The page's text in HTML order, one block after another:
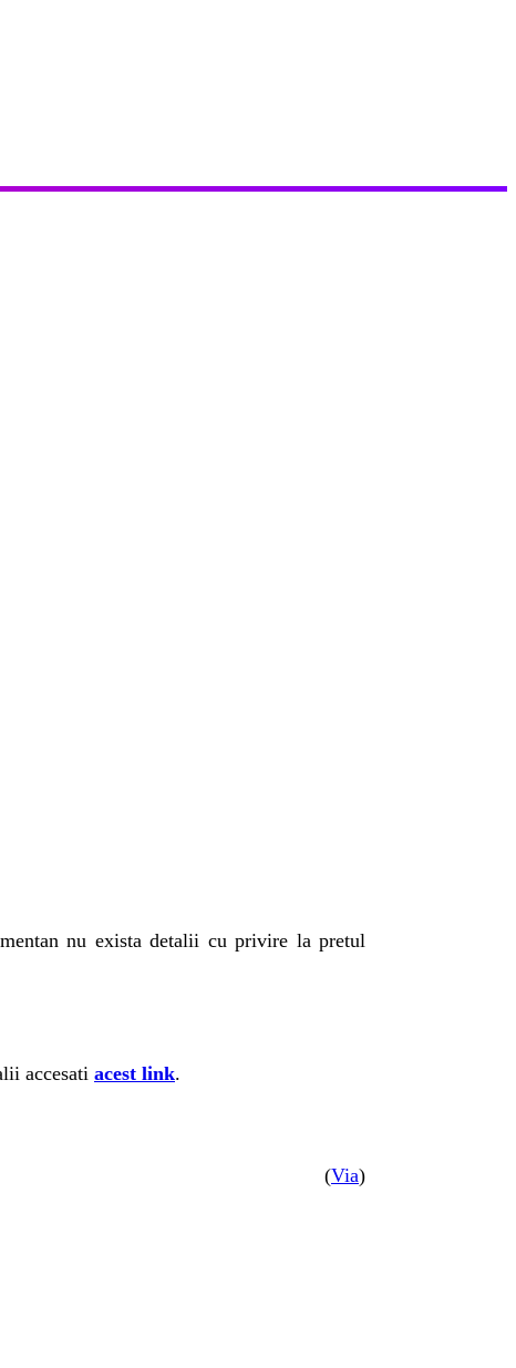
nu exista detalii cu privire la pretul
accesati acest link.
(Via)